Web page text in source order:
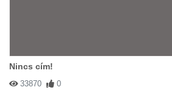
Nincs cím!
33870 0